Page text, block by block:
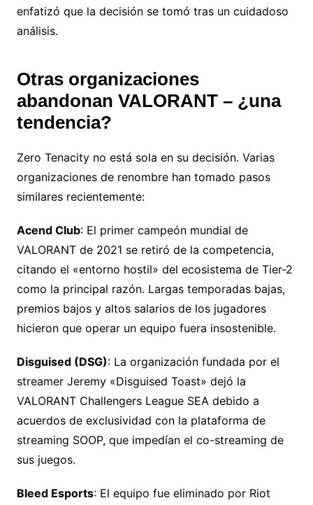
enfatizó que la decisión se tomó tras un cuidadoso
análisis.
Otras organizaciones
abandonan VALORANT – ¿una
tendencia?
Zero Tenacity no está sola en su decisión. Varias
organizaciones de renombre han tomado pasos
similares recientemente:
Acend Club: El primer campeón mundial de
VALORANT de 2021 se retiró de la competencia,
citando el «entorno hostil» del ecosistema de Tier-2
como la principal razón. Largas temporadas bajas,
premios bajos y altos salarios de los jugadores
hicieron que operar un equipo fuera insostenible.
Disguised (DSG): La organización fundada por el
streamer Jeremy «Disguised Toast» dejó la
VALORANT Challengers League SEA debido a
acuerdos de exclusividad con la plataforma de
streaming SOOP, que impedían el co-streaming de
sus juegos.
Bleed Esports: El equipo fue eliminado por Riot